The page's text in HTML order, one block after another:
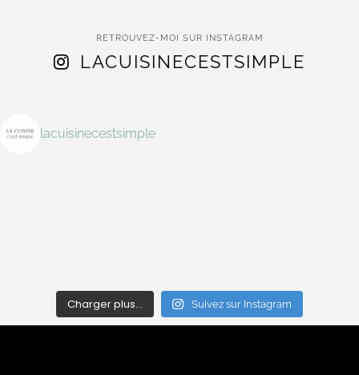
RETROUVEZ-MOI SUR INSTAGRAM
LACUISINECESTSIMPLE
lacuisinecestsimple
Charger plus… Suivez sur Instagram